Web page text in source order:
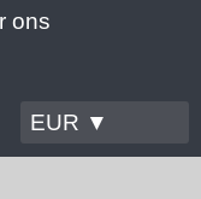
ons
EUR ▼